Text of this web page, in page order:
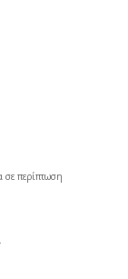
σε περίπτωση